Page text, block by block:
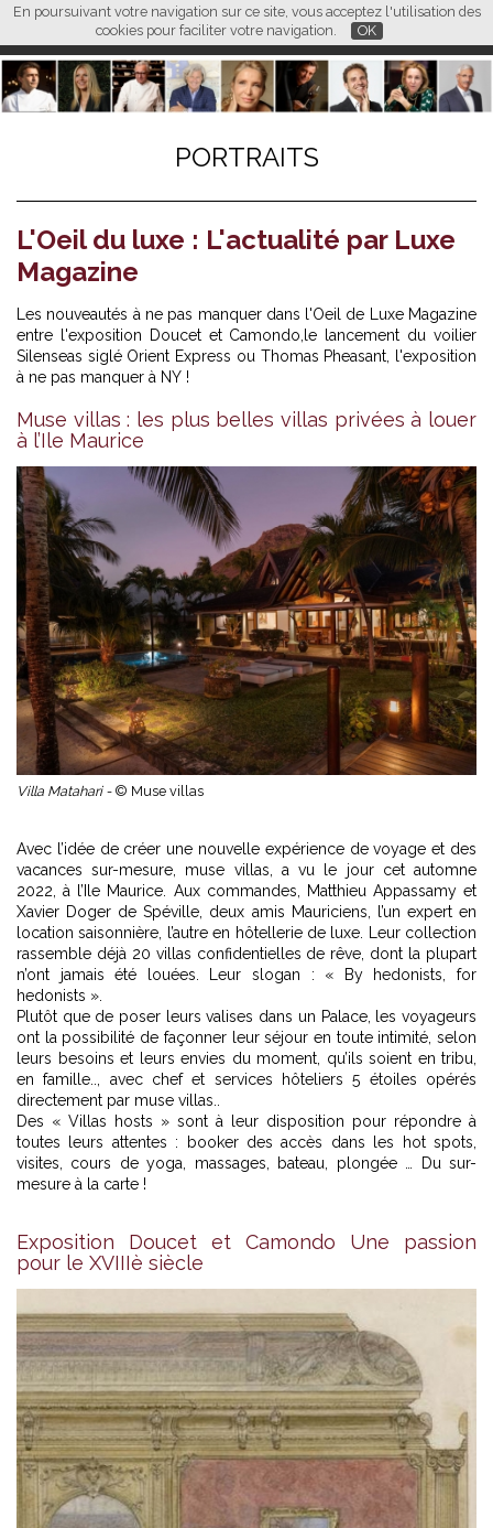
En poursuivant votre navigation sur ce site, vous acceptez l'utilisation des
cookies pour faciliter votre navigation.
OK
FR EN CN
L M
PORTRAITS
L'Oeil du luxe : L'actualité par Luxe
Magazine
Les nouveautés à ne pas manquer dans l'Oeil de Luxe Magazine
entre l'exposition Doucet et Camondo,le lancement du voilier
Silenseas siglé Orient Express ou Thomas Pheasant, l'exposition
à ne pas manquer à NY !
Muse villas : les plus belles villas privées à louer
à l’Ile Maurice
Villa Matahari - © Muse villas
Avec l’idée de créer une nouvelle expérience de voyage et des
vacances sur-mesure, muse villas, a vu le jour cet automne
2022, à l’Ile Maurice. Aux commandes, Matthieu Appassamy et
Xavier Doger de Spéville, deux amis Mauriciens, l’un expert en
location saisonnière, l’autre en hôtellerie de luxe. Leur collection
rassemble déjà 20 villas confidentielles de rêve, dont la plupart
n’ont jamais été louées. Leur slogan : « By hedonists, for
hedonists ».
Plutôt que de poser leurs valises dans un Palace, les voyageurs
ont la possibilité de façonner leur séjour en toute intimité, selon
leurs besoins et leurs envies du moment, qu’ils soient en tribu,
en famille.., avec chef et services hôteliers 5 étoiles opérés
directement par muse villas..
Des « Villas hosts » sont à leur disposition pour répondre à
toutes leurs attentes : booker des accès dans les hot spots,
visites, cours de yoga, massages, bateau, plongée … Du sur-
mesure à la carte !
Exposition Doucet et Camondo Une passion
pour le XVIIIè siècle